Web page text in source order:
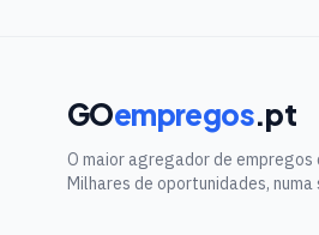
GOempregos.pt
O maior agregador de empregos
Milhares de oportunidades,